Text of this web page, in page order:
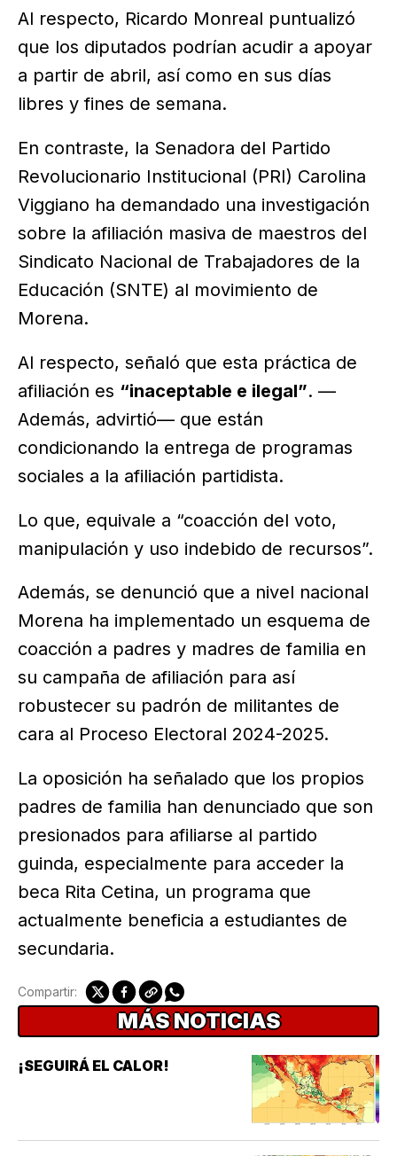
Al respecto, Ricardo Monreal puntualizó
que los diputados podrían acudir a apoyar
a partir de abril, así como en sus días
libres y fines de semana.
En contraste, la Senadora del Partido
Revolucionario Institucional (PRI) Carolina
Viggiano ha demandado una investigación
sobre la afiliación masiva de maestros del
Sindicato Nacional de Trabajadores de la
Educación (SNTE) al movimiento de
Morena.
Al respecto, señaló que esta práctica de
afiliación es “inaceptable e ilegal”. —
Además, advirtió— que están
condicionando la entrega de programas
sociales a la afiliación partidista.
Lo que, equivale a “coacción del voto,
manipulación y uso indebido de recursos”.
Además, se denunció que a nivel nacional
Morena ha implementado un esquema de
coacción a padres y madres de familia en
su campaña de afiliación para así
robustecer su padrón de militantes de
cara al Proceso Electoral 2024-2025.
La oposición ha señalado que los propios
padres de familia han denunciado que son
presionados para afiliarse al partido
guinda, especialmente para acceder la
beca Rita Cetina, un programa que
actualmente beneficia a estudiantes de
secundaria.
Compartir:
MÁS NOTICIAS
¡SEGUIRÁ EL CALOR!